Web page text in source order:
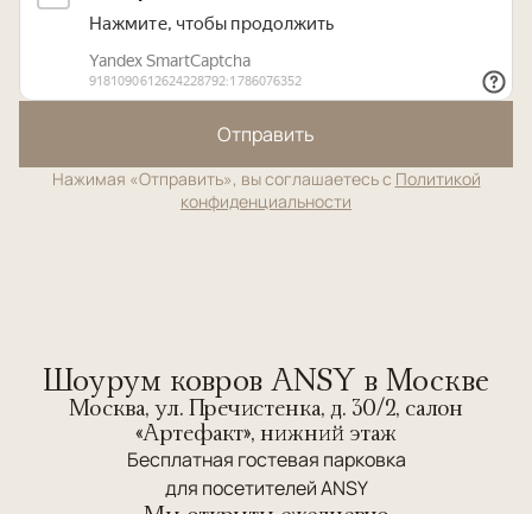
Отправить
Нажимая «Отправить», вы соглашаетесь с Политикой
конфиденциальности
Шоурум ковров ANSY в Москве
Москва, ул. Пречистенка, д. 30/2, салон
«Артефакт», нижний этаж
Бесплатная гостевая парковка
для посетителей ANSY